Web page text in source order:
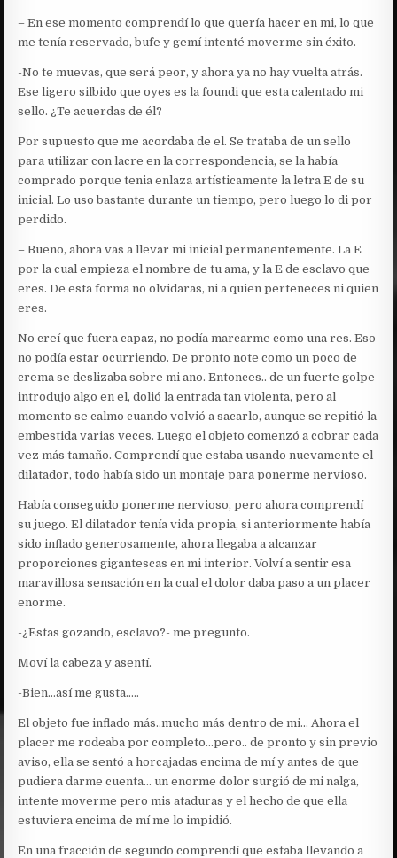
– En ese momento comprendí lo que quería hacer en mi, lo que
me tenía reservado, bufe y gemí intenté moverme sin éxito.
-No te muevas, que será peor, y ahora ya no hay vuelta atrás.
Ese ligero silbido que oyes es la foundi que esta calentado mi
sello. ¿Te acuerdas de él?
Por supuesto que me acordaba de el. Se trataba de un sello
para utilizar con lacre en la correspondencia, se la había
comprado porque tenia enlaza artísticamente la letra E de su
inicial. Lo uso bastante durante un tiempo, pero luego lo di por
perdido.
– Bueno, ahora vas a llevar mi inicial permanentemente. La E
por la cual empieza el nombre de tu ama, y la E de esclavo que
eres. De esta forma no olvidaras, ni a quien perteneces ni quien
eres.
No creí que fuera capaz, no podía marcarme como una res. Eso
no podía estar ocurriendo. De pronto note como un poco de
crema se deslizaba sobre mi ano. Entonces.. de un fuerte golpe
introdujo algo en el, dolió la entrada tan violenta, pero al
momento se calmo cuando volvió a sacarlo, aunque se repitió la
embestida varias veces. Luego el objeto comenzó a cobrar cada
vez más tamaño. Comprendí que estaba usando nuevamente el
dilatador, todo había sido un montaje para ponerme nervioso.
Había conseguido ponerme nervioso, pero ahora comprendí
su juego. El dilatador tenía vida propia, si anteriormente había
sido inflado generosamente, ahora llegaba a alcanzar
proporciones gigantescas en mi interior. Volví a sentir esa
maravillosa sensación en la cual el dolor daba paso a un placer
enorme.
-¿Estas gozando, esclavo?- me pregunto.
Moví la cabeza y asentí.
-Bien…así me gusta…..
El objeto fue inflado más..mucho más dentro de mi… Ahora el
placer me rodeaba por completo…pero.. de pronto y sin previo
aviso, ella se sentó a horcajadas encima de mí y antes de que
pudiera darme cuenta… un enorme dolor surgió de mi nalga,
intente moverme pero mis ataduras y el hecho de que ella
estuviera encima de mí me lo impidió.
En una fracción de segundo comprendí que estaba llevando a